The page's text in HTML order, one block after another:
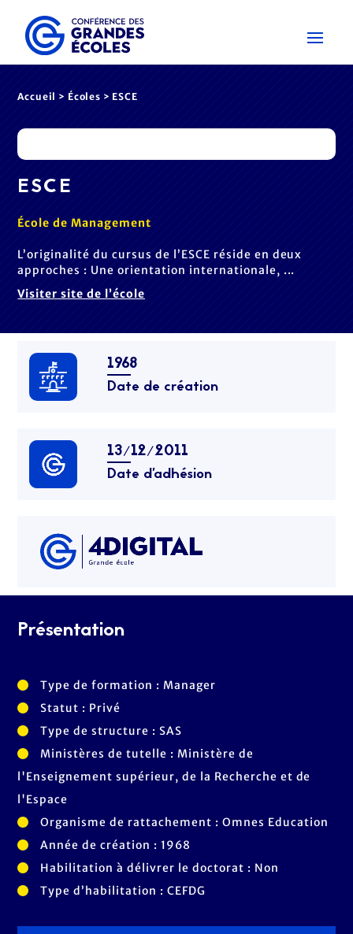
Accueil > Écoles > ESCE
ESCE
École de Management
L’originalité du cursus de l’ESCE réside en deux
approches : Une orientation internationale, ...
Visiter site de l’école
1968
Date de création
13/12/2011
Date d’adhésion
Présentation
Type de formation : Manager
Statut : Privé
Type de structure : SAS
Ministères de tutelle : Ministère de
l'Enseignement supérieur, de la Recherche et de
l'Espace
Organisme de rattachement : Omnes Education
Année de création : 1968
Habilitation à délivrer le doctorat : Non
Type d’habilitation : CEFDG